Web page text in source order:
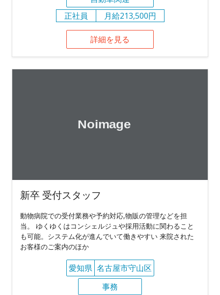
正社員
月給213,500円
詳細を見る
新卒 受付スタッフ
動物病院での受付業務や予約対応,物販の管理などを担
当。 ゆくゆくはコンシェルジュや採用活動に関わること
も可能。システム化が進んでいて働きやすい 来院された
お客様のご案内のほか
愛知県 名古屋市守山区
事務